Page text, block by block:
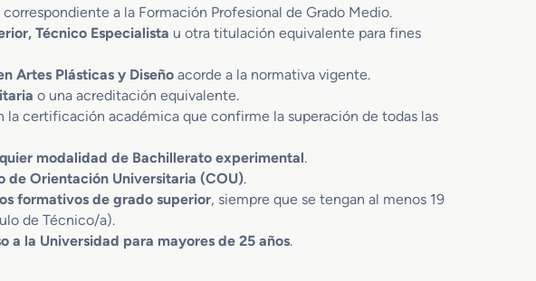
correspondiente a la Formación Profesional de Grado Medio.
Técnico Especialista u otra titulación equivalente para fines
Artes Plásticas y Diseño acorde a la normativa vigente.
o una acreditación equivalente.
la certificación académica que confirme la superación de todas las
modalidad de Bachillerato experimental.
de Orientación Universitaria (COU).
formativos de grado superior, siempre que se tengan al menos 19
de Técnico/a).
a la Universidad para mayores de 25 años.